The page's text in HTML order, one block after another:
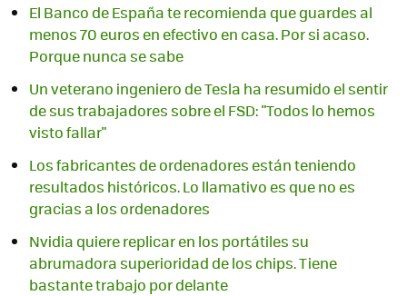
El Banco de España te recomienda que guardes al
menos 70 euros en efectivo en casa. Por si acaso.
Porque nunca se sabe
Un veterano ingeniero de Tesla ha resumido el sentir
de sus trabajadores sobre el FSD: "Todos lo hemos
visto fallar"
Los fabricantes de ordenadores están teniendo
resultados históricos. Lo llamativo es que no es
gracias a los ordenadores
Nvidia quiere replicar en los portátiles su
abrumadora superioridad de los chips. Tiene
bastante trabajo por delante